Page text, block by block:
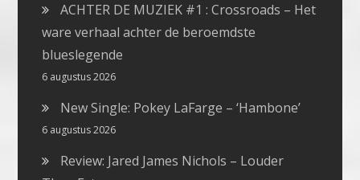
ACHTER DE MUZIEK #1 : Crossroads – Het
ware verhaal achter de beroemdste
blueslegende
6 augustus 2026
New Single: Pokey LaFarge – ‘Hambone’
6 augustus 2026
Review: Jared James Nichols – Louder